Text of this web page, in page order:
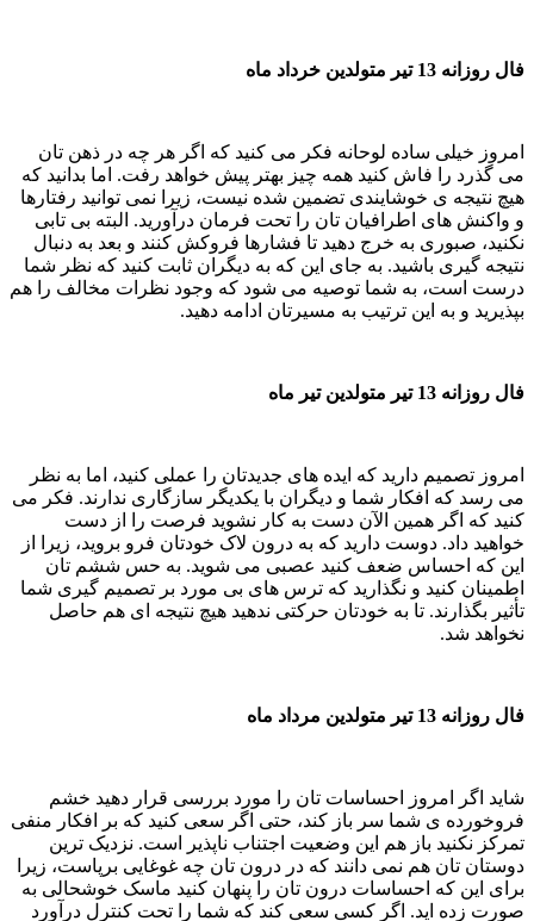
فال روزانه 13 تیر متولدین خرداد ماه
امروز خیلی ساده لوحانه فکر می کنید که اگر هر چه در ذهن تان
می گذرد را فاش کنید همه چیز بهتر پیش خواهد رفت. اما بدانید که
هیچ نتیجه ی خوشایندی تضمین شده نیست، زیرا نمی توانید رفتارها
و واکنش های اطرافیان تان را تحت فرمان درآورید. البته بی تابی
نکنید، صبوری به خرج دهید تا فشارها فروکش کنند و بعد به دنبال
نتیجه گیری باشید. به جای این که به دیگران ثابت کنید که نظر شما
درست است، به شما توصیه می شود که وجود نظرات مخالف را هم
بپذیرید و به این ترتیب به مسیرتان ادامه دهید.
فال روزانه 13 تیر متولدین تیر ماه
امروز تصمیم دارید که ایده های جدیدتان را عملی کنید، اما به نظر
می رسد که افکار شما و دیگران با یکدیگر سازگاری ندارند. فکر می
کنید که اگر همین الآن دست به کار نشوید فرصت را از دست
خواهید داد. دوست دارید که به درون لاک خودتان فرو بروید، زیرا از
این که احساس ضعف کنید عصبی می شوید. به حس ششم تان
اطمینان کنید و نگذارید که ترس های بی مورد بر تصمیم گیری شما
تأثیر بگذارند. تا به خودتان حرکتی ندهید هیچ نتیجه ای هم حاصل
نخواهد شد.
فال روزانه 13 تیر متولدین مرداد ماه
شاید اگر امروز احساسات تان را مورد بررسی قرار دهید خشم
فروخورده ی شما سر باز کند، حتی اگر سعی کنید که بر افکار منفی
تمرکز نکنید باز هم این وضعیت اجتناب ناپذیر است. نزدیک ترین
دوستان تان هم نمی دانند که در درون تان چه غوغایی برپاست، زیرا
برای این که احساسات درون تان را پنهان کنید ماسک خوشحالی به
صورت زده اید. اگر کسی سعی کند که شما را تحت کنترل درآورد